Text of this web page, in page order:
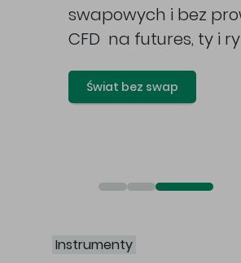
swapowych i bez
CFD na futures, ty i
Świat bez swap
Otwórz rachunek maklerski
Otwórz konto IKE/IKZE
Świat bez swap i
Instrumenty